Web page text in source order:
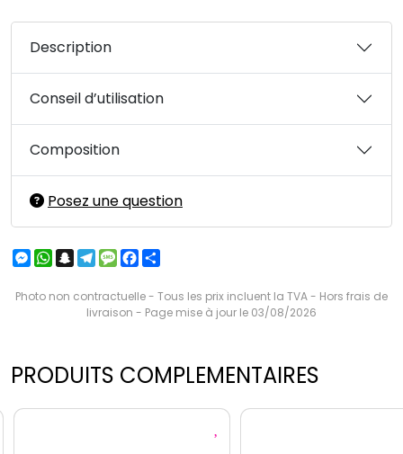
Description
Conseil d’utilisation
Composition
Posez une question
Messenger
WhatsApp
Snapchat
Telegram
MessageFacebook
Photo non contractuelle - Tous les prix incluent la TVA - Hors frais de
livraison - Page mise à jour le 03/08/2026
PRODUITS COMPLEMENTAIRES